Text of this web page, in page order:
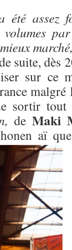
été assez
suite, dès
sur ce
sortir tout
de Maki
aï